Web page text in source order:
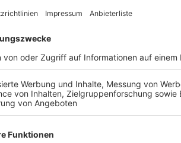
UNSERE NEUIGKEITEN FÜR
ALLE NEWS